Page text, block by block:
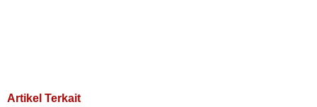
Artikel Terkait